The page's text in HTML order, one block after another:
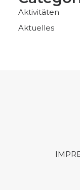
Aktivitäten
Aktuelles